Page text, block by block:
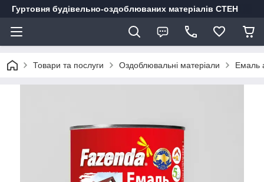
Гуртовня будівельно-оздоблюваних матеріалів СТЕН
Товари та послуги Оздоблювальні матеріали Емаль